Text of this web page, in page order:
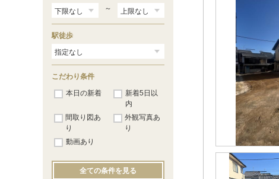
～
駅徒歩
こだわり条件
本日の新着
新着5日以
内
間取り図あ
り
外観写真あ
り
動画あり
全ての条件を見る